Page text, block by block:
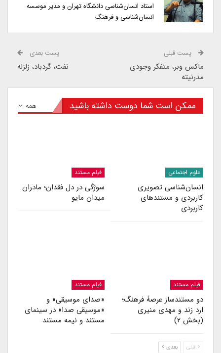
استاد انسان‌شناسی دانشگاه تهران و مدیر موسسه
انسان‌شناسی و فرهنگ
پست قبلی
ماکس وبر، متفکر وجودی
مدرنیته
پست بعدی
نفت، گردباد، زلزله
همه ممکن است شما دوست داشته باشید
علوم اجتماعی
انسا‌ن‌شناسی تصویری
کاربردی و مستندهای
کاربردی
فیلم مستند
سوژگی در دل فقدان؛ مادران
میدان مایو
فیلم مستند
دو مستندساز عرصۀ فرهنگ؛
ارد زند و مهدی منیری
(بخش ۲)
فیلم مستند
«صدای موسیقی» و
«موسیقی صدا» در سینمای
مستند و نیمه مستند
قبلی بعدی